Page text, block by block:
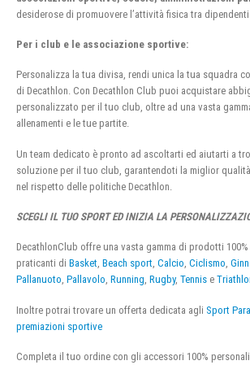
desiderose di promuovere l’attività fisica tra dipendenti
Per i club e le associazione sportive:
Personalizza la tua divisa, rendi unica la tua squadra
di Decathlon. Con Decathlon Club puoi acquistare
personalizzato per il tuo club, oltre ad una vasta
allenamenti e le tue partite.
Un team dedicato è pronto ad ascoltarti ed aiutarti a
soluzione per il tuo club, garantendoti la miglior
nel rispetto delle politiche Decathlon.
SCEGLI IL TUO SPORT ED INIZIA LA
DecathlonClub offre una vasta gamma di prodotti
praticanti di Basket, Beach sport, Calcio, Ciclismo,
Pallanuoto, Pallavolo, Running, Rugby, Tennis e
Inoltre potrai trovare un offerta dedicata agli Sport
premiazioni sportive
Completa il tuo ordine con gli accessori 100%